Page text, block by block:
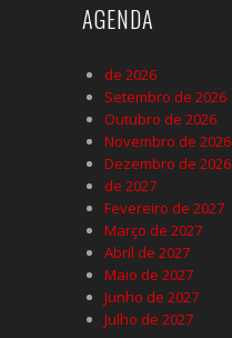
AGENDA
de 2026
Setembro de 2026
Outubro de 2026
Novembro de 2026
Dezembro de 2026
de 2027
Fevereiro de 2027
Março de 2027
Abril de 2027
Maio de 2027
Junho de 2027
Julho de 2027